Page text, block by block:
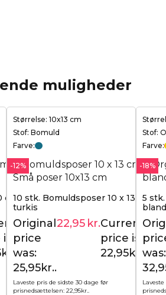
muligheder
cm - rød
22,95 kr.
Størrelse: 10x13 cm
Stof: Bomuld
Farve:
-12%
10 stk. Bomuldsposer 10 x 13 cm -
turkis
Original
price
was:
25,95kr..
22,95 kr.Current
price is:
22,95kr..
Laveste pris de sidste 30 dage før
prisnedsættelsen: 22,95kr.
Stof:
Farve:
-18%
5
was: